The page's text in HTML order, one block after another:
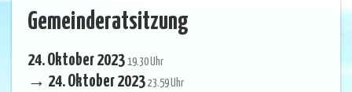
Gemeinderatsitzung
24. Oktober 2023 19.30 Uhr
→ 24. Oktober 2023 23.59 Uhr